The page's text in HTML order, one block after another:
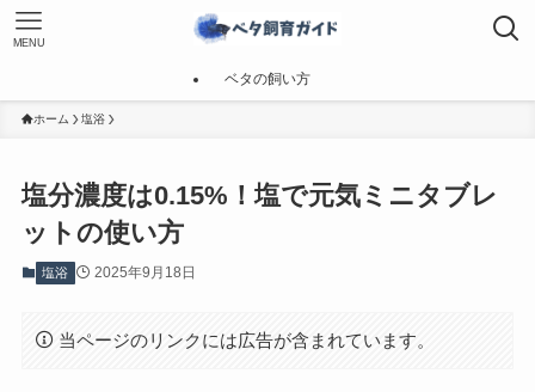
MENU
ベタの飼い方
ホーム 塩浴
塩分濃度は0.15%！塩で元気ミニタブレ
ットの使い方
塩浴 2025年9月18日
当ページのリンクには広告が含まれています。